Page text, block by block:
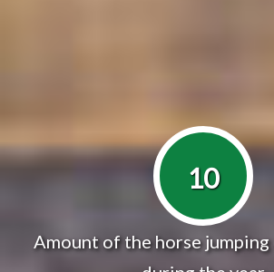
10
Amount of the horse